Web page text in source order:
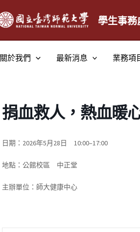
學生事
關於我們 最新消息 業務項
捐血救人，熱血暖
日期：2026年5月28日 10:00–17:00
地點：公館校區 中正堂
主辦單位：師大健康中心